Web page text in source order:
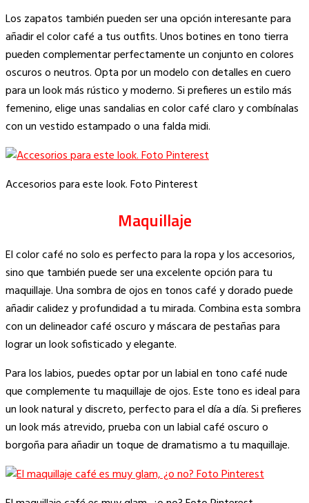
Los zapatos también pueden ser una opción interesante para
añadir el color café a tus outfits. Unos botines en tono tierra
pueden complementar perfectamente un conjunto en colores
oscuros o neutros. Opta por un modelo con detalles en cuero
para un look más rústico y moderno. Si prefieres un estilo más
femenino, elige unas sandalias en color café claro y combínalas
con un vestido estampado o una falda midi.
Accesorios para este look. Foto Pinterest
Maquillaje
El color café no solo es perfecto para la ropa y los accesorios,
sino que también puede ser una excelente opción para tu
maquillaje. Una sombra de ojos en tonos café y dorado puede
añadir calidez y profundidad a tu mirada. Combina esta sombra
con un delineador café oscuro y máscara de pestañas para
lograr un look sofisticado y elegante.
Para los labios, puedes optar por un labial en tono café nude
que complemente tu maquillaje de ojos. Este tono es ideal para
un look natural y discreto, perfecto para el día a día. Si prefieres
un look más atrevido, prueba con un labial café oscuro o
borgoña para añadir un toque de dramatismo a tu maquillaje.